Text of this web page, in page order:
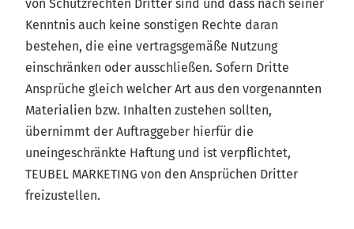
von Schutzrechten Dritter sind und dass nach seiner
Kenntnis auch keine sonstigen Rechte daran
bestehen, die eine vertragsgemäße Nutzung
einschränken oder ausschließen. Sofern Dritte
Ansprüche gleich welcher Art aus den vorgenannten
Materialien bzw. Inhalten zustehen sollten,
übernimmt der Auftraggeber hierfür die
uneingeschränkte Haftung und ist verpflichtet,
TEUBEL MARKETING von den Ansprüchen Dritter
freizustellen.